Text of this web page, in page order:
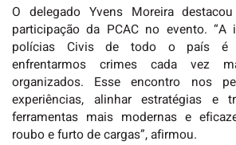
O delegado Yvens Moreira
participação da PCAC no evento. “A
polícias Civis de todo o país é
enfrentarmos crimes cada vez
organizados. Esse encontro nos
experiências, alinhar estratégias e
ferramentas mais modernas e
roubo e furto de cargas”, afirmou.